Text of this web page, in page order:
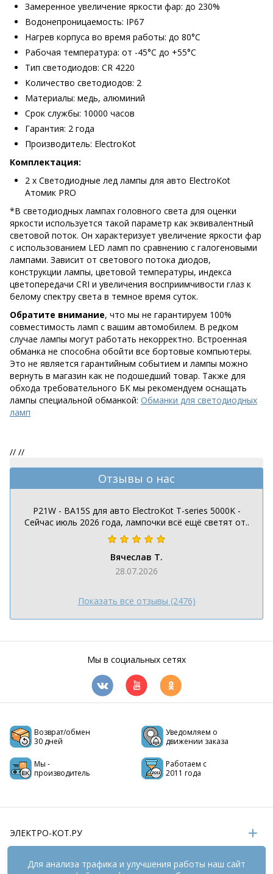
Замеренное увеличение яркости фар: до 230%
Водонепроницаемость: IP67
Нагрев корпуса во время работы: до 80°С
Рабочая температура: от -45°С до +55°С
Тип светодиодов: CR 4220
Количество светодиодов: 2
Материалы: медь, алюминий
Срок службы: 10000 часов
Гарантия: 2 года
Производитель: ElectroKot
Комплектация:
2 х Светодиодные лед лампы для авто ElectroKot
Атомик PRO
*В светодиодных лампах головного света для оценки
яркости используется такой параметр как эквивалентный
световой поток. Он характеризует увеличение яркости фар
с использованием LED ламп по сравнению с галогеновыми
лампами. Зависит от светового потока диодов,
конструкции лампы, цветовой температуры, индекса
цветопередачи CRI и увеличения восприимчивости глаз к
белому спектру света в темное время суток.
Обратите внимание, что мы не гарантируем 100%
совместимость ламп с вашим автомобилем. В редком
случае лампы могут работать некорректно. Встроенная
обманка не способна обойти все бортовые компьютеры.
Это не является гарантийным событием и лампы можно
вернуть в магазин как не подошедший товар. Также для
обхода требовательного БК мы рекомендуем оснащать
лампы специальной обманкой: Обманки для светодиодных
ламп
// //
Отзывы о нас
P21W - BA15S для авто ElectroKot T-series 5000K -
Сейчас июль 2026 года, лампочки всё ещё светят от..
Вячеслав Т.
28.07.2026
Показать все отзывы (2476)
Мы в социальных сетях
Возврат/обмен
30 дней
Уведомляем о
движении заказа
Мы -
производитель
Работаем с
2011 года
ЭЛЕКТРО-КОТ.РУ
ИНФОРМАЦИЯ
Для анализа трафика и улучшения работы наш сайт